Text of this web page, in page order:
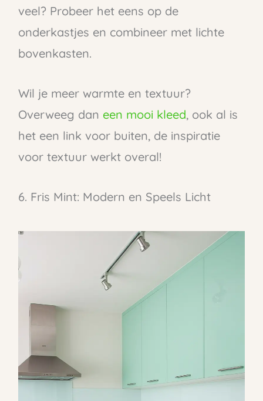
veel? Probeer het eens op de
onderkastjes en combineer met lichte
bovenkasten.
Wil je meer warmte en textuur?
Overweeg dan een mooi kleed, ook al is
het een link voor buiten, de inspiratie
voor textuur werkt overal!
6. Fris Mint: Modern en Speels Licht